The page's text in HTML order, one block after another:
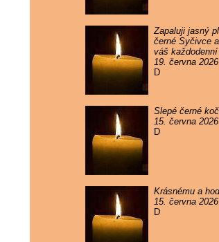
Zapaluji jasný
černé Syčivce
váš
19. června 2026
D
Slepé černé
15. června 2026
D
Krásnému a
15. června 2026
D